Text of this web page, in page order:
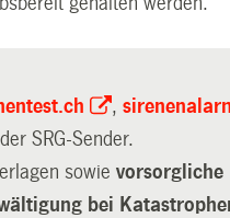
,
SRG-Sender.
sowievorsorgliche
bei